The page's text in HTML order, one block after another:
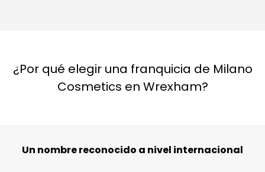
¿Por qué elegir una franquicia de Milano
Cosmetics en Wrexham?
Un nombre reconocido a nivel internacional